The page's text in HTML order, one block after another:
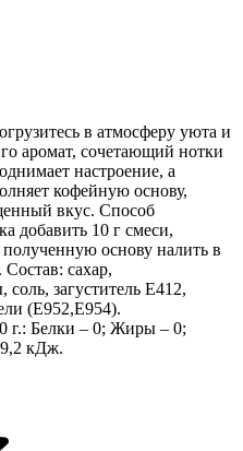
в атмосферу уюта и
аромат, сочетающий нотки
настроение, а
кофейную основу,
вкус. Способ
добавить 10 г смеси,
основу налить в
сахар,
соль, загуститель Е412,
(Е952,Е954).
г.: Белки – 0; Жиры – 0;
кДж.